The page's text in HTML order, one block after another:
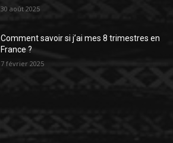
30 août 2025
Comment savoir si j’ai mes 8 trimestres en
France ?
7 février 2025